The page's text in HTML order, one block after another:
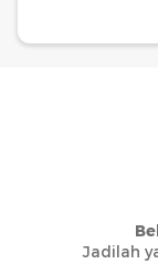
Jadilah